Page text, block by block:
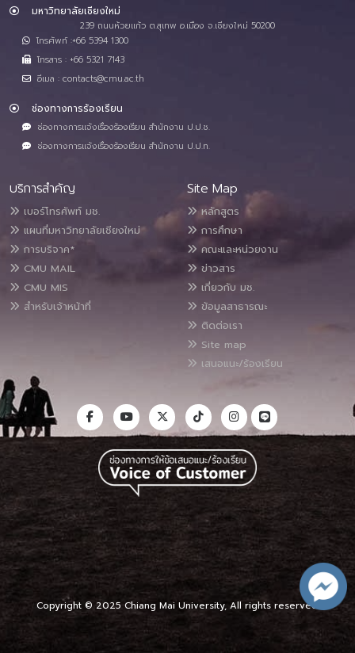
มหาวิทยาลัยเชียงใหม่
239 ถนนห้วยแก้ว ต.สุเทพ อ.เมือง จ.เชียงใหม่ 50200
โทรศัพท์ :+66 5394 1300
โทรสาร : +66 5321 7143
อีเมล : contacts@cmu.ac.th
ช่องทางการร้องเรียน
ช่องทางการแจ้งเรื่องร้องเรียน สำนักงาน ป.ป.ช.
ช่องทางการแจ้งเรื่องร้องเรียน สำนักงาน ป.ป.ท.
บริการสำคัญ
เบอร์โทรศัพท์ มช.
แผนที่มหาวิทยาลัยเชียงใหม่
การบริจาค*
CMU MAIL
CMU MIS
สำหรับเจ้าหน้าที่
Site Map
หลักสูตร
การศึกษา
คณะและหน่วยงาน
ข่าวสาร
เกี่ยวกับ มช.
ข้อมูลสาธารณะ
ติดต่อเรา
Site map
เสนอแนะ/ร้องเรียน
Copyright © 2025 Chiang Mai University, All rights reserved.